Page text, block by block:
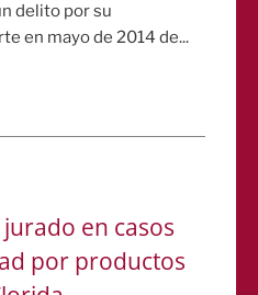
delito por su
en mayo de 2014 de...
en casos
por productos